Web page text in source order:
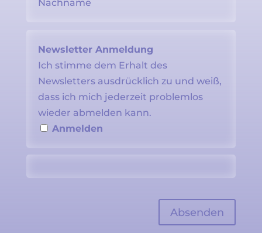
Newsletter Anmeldung
Ich stimme dem Erhalt des
Newsletters ausdrücklich zu und weiß,
dass ich mich jederzeit problemlos
wieder abmelden kann.
Anmelden